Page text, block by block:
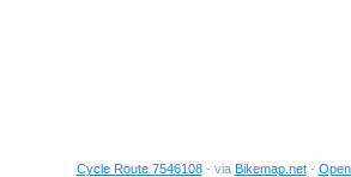
Cycle Route 7546108- via Bikemap.net-